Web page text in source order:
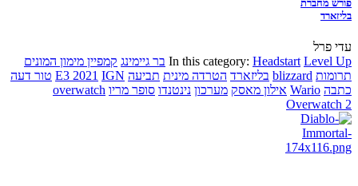
פורש מחברת
בליזארד
עדי פרל
In this category: Headstart Level Up בר גיימינג קמפיין מימון המונים
תרומות blizzard בליזארד הטרדה מינית תביעה E3 2021 IGN
טור דעה
כתבה Wario אילון מאסק מערכון נינטנדו סופר מריו overwatch
Overwatch 2